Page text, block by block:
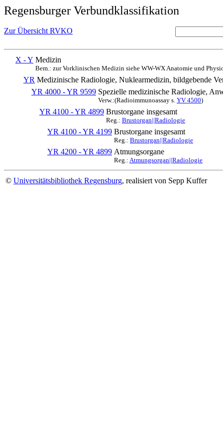
Regensburger Verbundklassifikation
Zur Übersicht RVKO
X - Y Medizin
Bem.: zur Vorklinischen Medizin siehe WW-WX Anatomie und
YR Medizinische Radiologie, Nuklearmedizin, bildgebende
YR 4000 - YR 9599 Spezielle medizinische Radiologie,
Verw.:(Radioimmunoassay s. YV 4500)
YR 4100 - YR 4899 Brustorgane insgesamt
Reg.: Brustorgan||Radiologie
YR 4100 - YR 4199 Brustorgane insgesamt
Reg.: Brustorgan||Radiologie
YR 4200 - YR 4899 Atmungsorgane
Reg.: Atmungsorgan||Radiologie
© Universitätsbibliothek Regensburg, realisiert von Sepp Kuffer